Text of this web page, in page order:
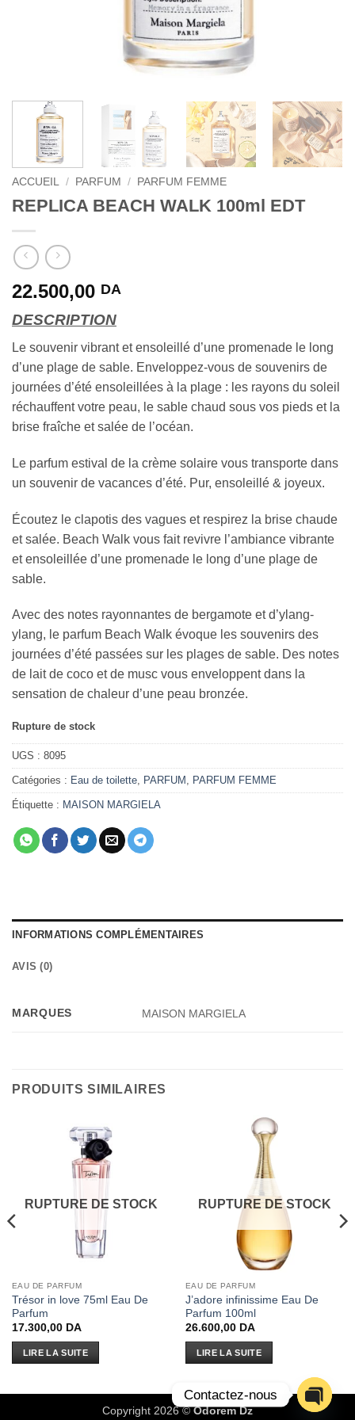
ACCUEIL / PARFUM / PARFUM FEMME
REPLICA BEACH WALK 100ml EDT
22.500,00 DA
DESCRIPTION
Le souvenir vibrant et ensoleillé d’une promenade le long
d’une plage de sable. Enveloppez-vous de souvenirs de
journées d’été ensoleillées à la plage : les rayons du soleil
réchauffent votre peau, le sable chaud sous vos pieds et la
brise fraîche et salée de l’océan.
Le parfum estival de la crème solaire vous transporte dans
un souvenir de vacances d’été. Pur, ensoleillé & joyeux.
Écoutez le clapotis des vagues et respirez la brise chaude
et salée. Beach Walk vous fait revivre l’ambiance vibrante
et ensoleillée d’une promenade le long d’une plage de
sable.
Avec des notes rayonnantes de bergamote et d’ylang-
ylang, le parfum Beach Walk évoque les souvenirs des
journées d’été passées sur les plages de sable. Des notes
de lait de coco et de musc vous enveloppent dans la
sensation de chaleur d’une peau bronzée.
Rupture de stock
UGS : 8095
Catégories : Eau de toilette PARFUM PARFUM FEMME
Étiquette : MAISON MARGIELA
INFORMATIONS COMPLÉMENTAIRES
AVIS (0)
MARQUES MAISON MARGIELA
PRODUITS SIMILAIRES
RUPTURE DE STOCK
EAU DE PARFUM
Trésor in love 75ml Eau De
Parfum
17.300,00 DA
LIRE LA SUITE
RUPTURE DE STOCK
EAU DE PARFUM
J’adore infinissime Eau De
Parfum 100ml
26.600,00 DA
LIRE LA SUITE
Copyright 2026 ©Odorem Dz
Contactez-nous